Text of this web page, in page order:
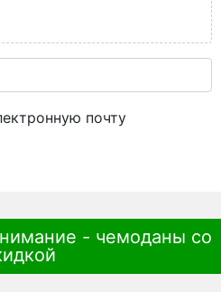
почту
- чемоданы со